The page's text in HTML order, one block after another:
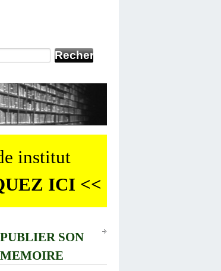
institut
ICI <<
PUBLIER SON
MEMOIRE